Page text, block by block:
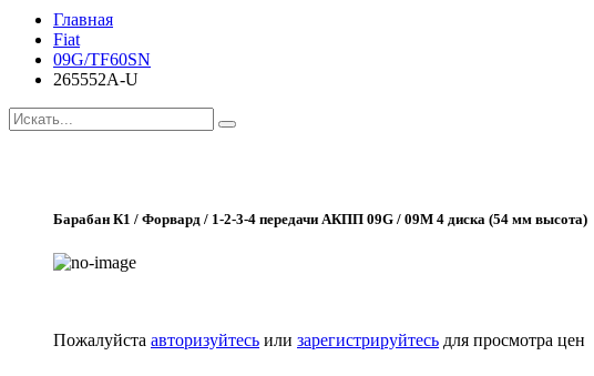
Главная
Fiat
09G/TF60SN
265552A-U
Барабан К1 / Форвард / 1-2-3-4 передачи АКПП 09G / 09M 4 диска (54 мм высота)
Пожалуйста авторизуйтесь или зарегистрируйтесь для просмотра цен